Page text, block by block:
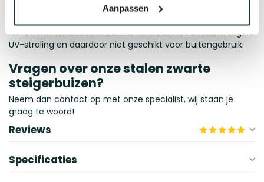
Aanpassen
corrosiebestendigheid. De zwarte lak dringt namelijk diep
wordt voorkomen. Het lakwerk is helaas niet bestand tegen
UV-straling en daardoor niet geschikt voor buitengebruik.
Vragen over onze stalen zwarte
steigerbuizen?
Neem dan contact op met onze specialist, wij staan je
graag te woord!
Reviews
Specificaties